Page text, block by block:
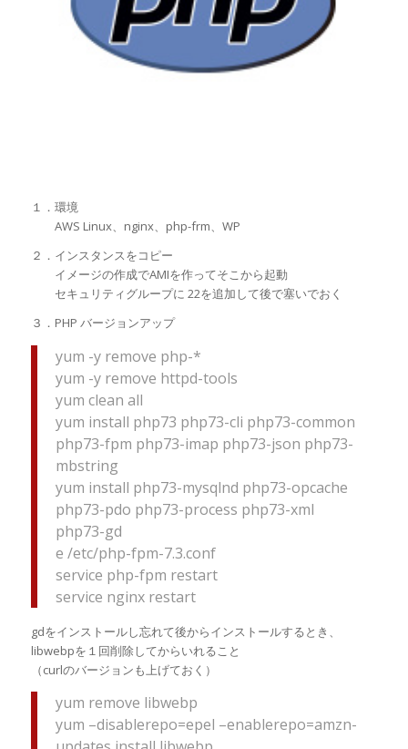
１．環境
AWS Linux、nginx、php-frm、WP
２．インスタンスをコピー
イメージの作成でAMIを作ってそこから起動
セキュリティグループに 22を追加して後で塞いでおく
３．PHP バージョンアップ
yum -y remove php-*
yum -y remove httpd-tools
yum clean all
yum install php73 php73-cli php73-common
php73-fpm php73-imap php73-json php73-
mbstring
yum install php73-mysqlnd php73-opcache
php73-pdo php73-process php73-xml
php73-gd
e /etc/php-fpm-7.3.conf
service php-fpm restart
service nginx restart
gdをインストールし忘れて後からインストールするとき、
libwebpを１回削除してからいれること
（curlのバージョンも上げておく）
yum remove libwebp
yum –disablerepo=epel –enablerepo=amzn-